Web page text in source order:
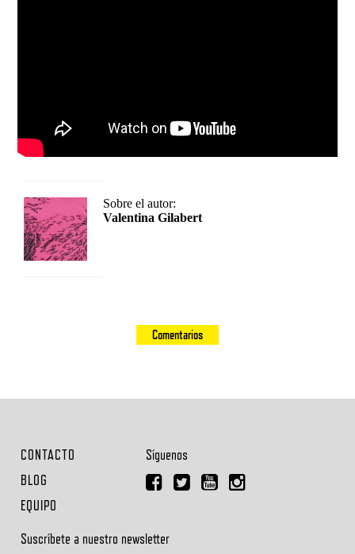
Sobre el autor:
Valentina Gilabert
Comentarios
CONTACTO
BLOG
EQUIPO
Síguenos
Suscríbete a nuestro newsletter